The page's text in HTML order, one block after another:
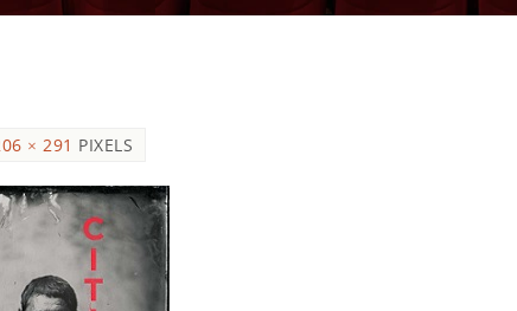
× 291 PIXELS